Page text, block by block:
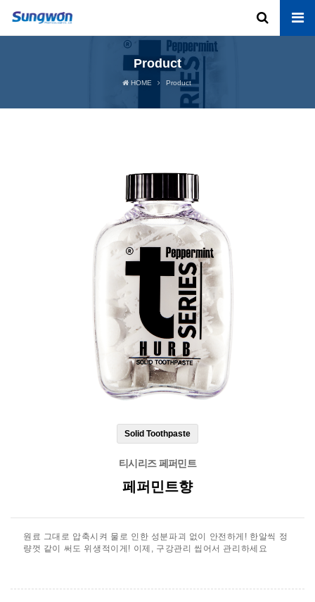
Product
HOME Product
Solid Toothpaste
티시리즈 페퍼민트
페퍼민트향
원료 그대로 압축시켜 물로 인한 성분파괴 없이 안전하게! 한알씩 정
량껏 같이 써도 위생적이게! 이제, 구강관리 씹어서 관리하세요